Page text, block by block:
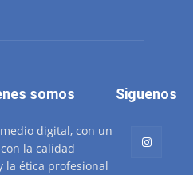
somos
digital, con un
la calidad
la ética profesional
Siguenos